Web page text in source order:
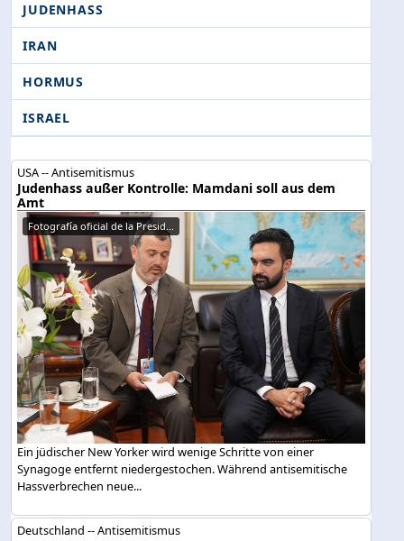
JUDENHASS
IRAN
HORMUS
ISRAEL
USA -- Antisemitismus
Judenhass außer Kontrolle: Mamdani soll aus dem
Amt
Fotografía oficial de la Presid...
Ein jüdischer New Yorker wird wenige Schritte von einer
Synagoge entfernt niedergestochen. Während antisemitische
Hassverbrechen neue...
Deutschland -- Antisemitismus